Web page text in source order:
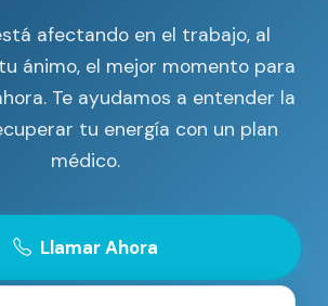
afectando en el trabajo, al
ánimo, el mejor momento para
Te ayudamos a entender la
tu energía con un plan
médico.
Llamar Ahora